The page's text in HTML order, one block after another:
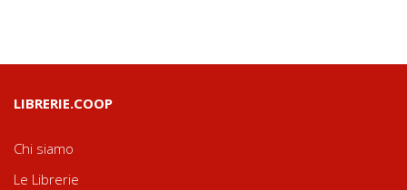
LIBRERIE.COOP
Chi siamo
Le Librerie